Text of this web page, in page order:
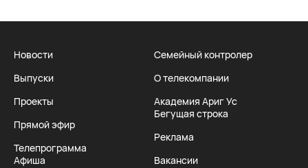
Новости
Выпуски
Проекты
Прямой эфир
Телепрограмма
Афиша
Семейный контролер
О телекомпании
Академия Ариг Ус
Бегущая строка
Реклама
Вакансии